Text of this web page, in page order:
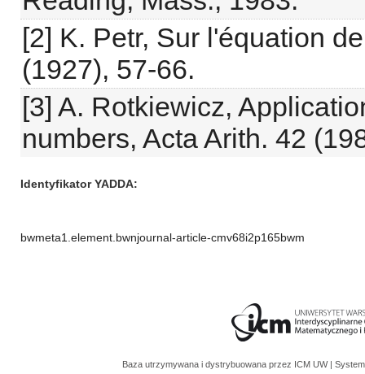
[2] K. Petr, Sur l'équation
(1927), 57-66.
[3] A. Rotkiewicz,
numbers, Acta Arith. 42
Identyfikator YADDA
bwmeta1.element.bwnjournal-article-cmv68i2p165bwm
Baza utrzymywana i dystrybuowana przez ICM UW |